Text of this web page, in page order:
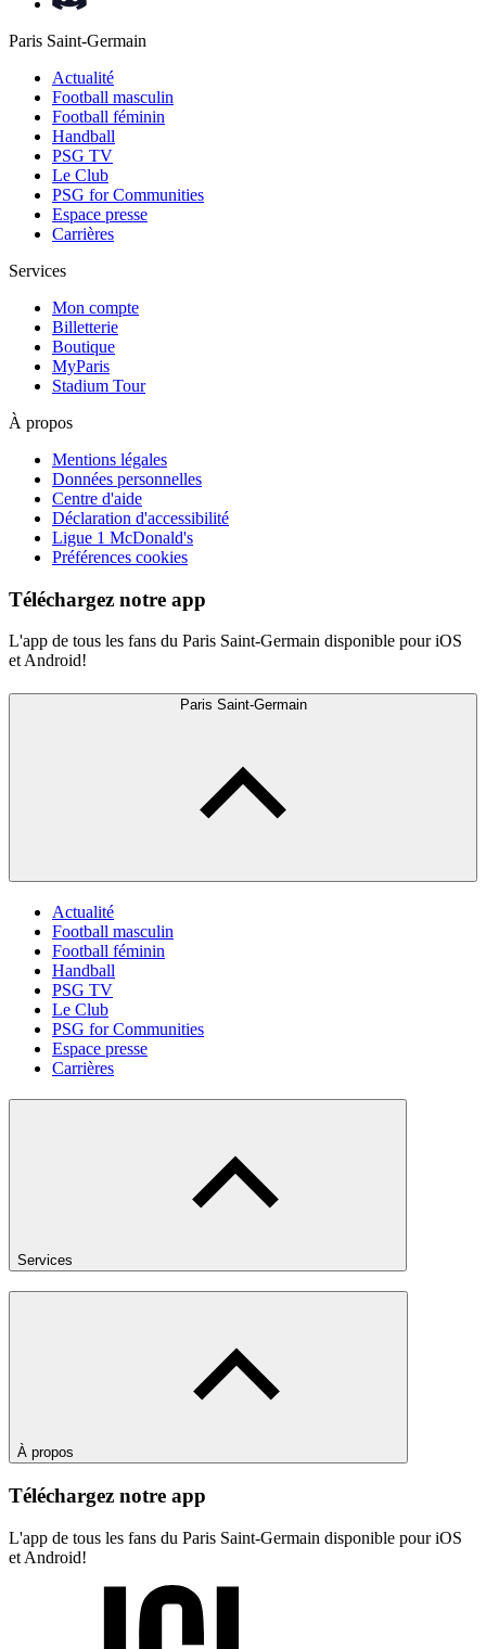
Paris Saint-Germain
Actualité
Football masculin
Football féminin
Handball
PSG TV
Le Club
PSG for Communities
Espace presse
Carrières
Services
Mon compte
Billetterie
Boutique
MyParis
Stadium Tour
À propos
Mentions légales
Données personnelles
Centre d'aide
Déclaration d'accessibilité
Ligue 1 McDonald's
Préférences cookies
Téléchargez notre app
L'app de tous les fans du Paris Saint-Germain disponible pour iOS
et Android!
Paris Saint-Germain
Actualité
Football masculin
Football féminin
Handball
PSG TV
Le Club
PSG for Communities
Espace presse
Carrières
Services
À propos
Téléchargez notre app
L'app de tous les fans du Paris Saint-Germain disponible pour iOS
et Android!